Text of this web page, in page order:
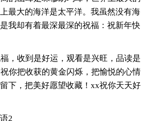
最大的海洋是太平洋。我虽然没有海
我却有着最深最深的祝福：祝新年快
，收到是好运，观看是兴旺，品读是
你把收获的黄金闪烁，把愉悦的心情
下，把美好愿望收藏！xx祝你天天好
2